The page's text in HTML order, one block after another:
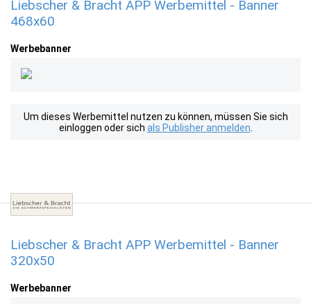
Liebscher & Bracht APP Werbemittel - Banner
468x60
Werbebanner
Um dieses Werbemittel nutzen zu können, müssen Sie sich
einloggen oder sich als Publisher anmelden
Liebscher & Bracht APP Werbemittel - Banner
320x50
Werbebanner